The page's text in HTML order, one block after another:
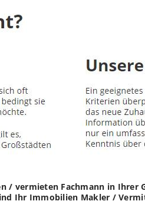
vermieten Fachmann in Ihrer
Ihr Immobilien Makler /